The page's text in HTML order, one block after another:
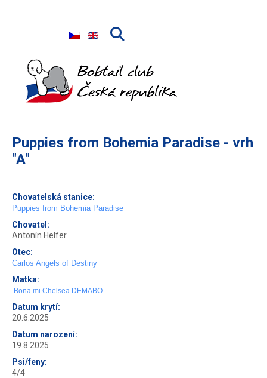
Zvolte jazyk
Puppies from Bohemia Paradise - vrh
"A"
Chovatelská stanice:
Puppies from Bohemia Paradise
Chovatel:
Antonín Helfer
Otec:
Carlos Angels of Destiny
Matka:
Bona mi Chelsea DEMABO
Datum krytí:
20.6.2025
Datum narození:
19.8.2025
Psi/feny:
4/4